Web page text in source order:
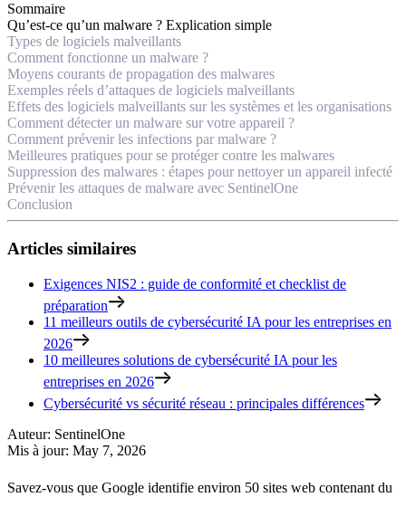
Sommaire
Qu’est-ce qu’un malware ? Explication simple
Types de logiciels malveillants
Comment fonctionne un malware ?
Moyens courants de propagation des malwares
Exemples réels d’attaques de logiciels malveillants
Effets des logiciels malveillants sur les systèmes et les organisations
Comment détecter un malware sur votre appareil ?
Comment prévenir les infections par malware ?
Meilleures pratiques pour se protéger contre les malwares
Suppression des malwares : étapes pour nettoyer un appareil infecté
Prévenir les attaques de malware avec SentinelOne
Conclusion
Articles similaires
Exigences NIS2 : guide de conformité et checklist de
préparation
11 meilleurs outils de cybersécurité IA pour les entreprises en
2026
10 meilleures solutions de cybersécurité IA pour les
entreprises en 2026
Cybersécurité vs sécurité réseau : principales différences
Auteur: SentinelOne
Mis à jour: May 7, 2026
Savez-vous que Google identifie environ 50 sites web contenant du